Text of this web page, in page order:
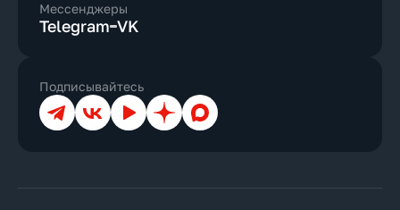
Мессенджеры
Telegram VK
Подписывайтесь
ТелеграмВКонтакте
YouTubeДзен Max